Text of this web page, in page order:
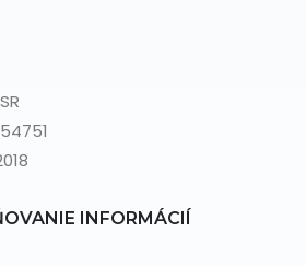
INFORMÁCIÍ